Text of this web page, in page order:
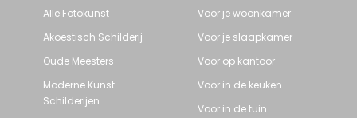
Alle Fotokunst
Akoestisch Schilderij
Oude Meesters
Moderne Kunst
Schilderijen
Voor je woonkamer
Voor je slaapkamer
Voor op kantoor
Voor in de keuken
Voor in de tuin